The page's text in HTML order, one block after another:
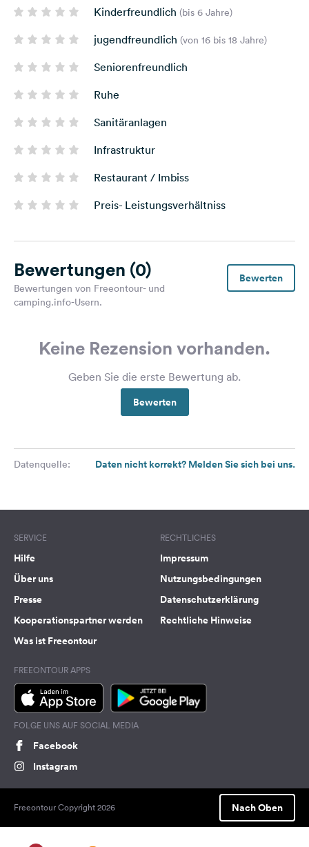
Kinderfreundlich (bis 6 Jahre)
jugendfreundlich (von 16 bis 18 Jahre)
Seniorenfreundlich
Ruhe
Sanitäranlagen
Infrastruktur
Restaurant / Imbiss
Preis- Leistungsverhältniss
Bewertungen (0)
Bewertungen von Freeontour- und
camping.info-Usern.
Bewerten
Keine Rezension vorhanden.
Geben Sie die erste Bewertung ab.
Bewerten
Datenquelle: Daten nicht korrekt? Melden Sie sich bei uns.
SERVICE
Hilfe
Über uns
Presse
Kooperationspartner werden
Was ist Freeontour
RECHTLICHES
Impressum
Nutzungsbedingungen
Datenschutzerklärung
Rechtliche Hinweise
FREEONTOUR APPS
FOLGE UNS AUF SOCIAL MEDIA
Facebook
Instagram
Freeontour Copyright 2026 Nach Oben